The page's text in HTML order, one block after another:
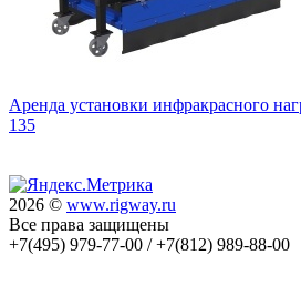
Аренда установки инфракрасного
135
2026 © www.rigway.ru
Все права защищены
+7(495) 979-77-00 / +7(812) 989-88-00